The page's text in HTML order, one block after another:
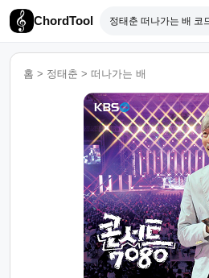
ChordTool
홈 > 정태춘 > 떠나가는 배